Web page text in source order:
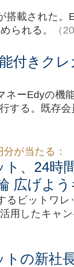
搭載された
られる。
（
付きク
ネーEdyの機
する。既存
が当たる：
ト、24時
広げよ
るビットワ
用したキャ
トの新社